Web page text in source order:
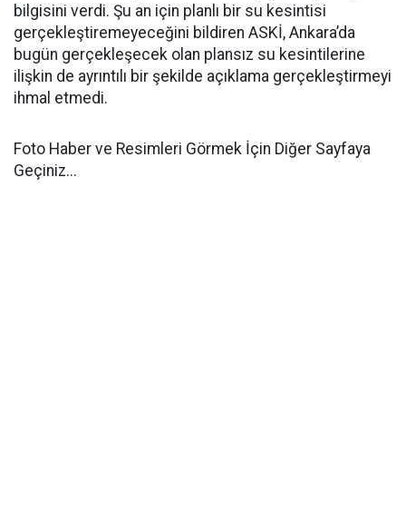
bilgisini verdi. Şu an için planlı bir su kesintisi
gerçekleştiremeyeceğini bildiren ASKİ, Ankara’da
bugün gerçekleşecek olan plansız su kesintilerine
ilişkin de ayrıntılı bir şekilde açıklama gerçekleştirmeyi
ihmal etmedi.
Foto Haber ve Resimleri Görmek İçin Diğer Sayfaya
Geçiniz...